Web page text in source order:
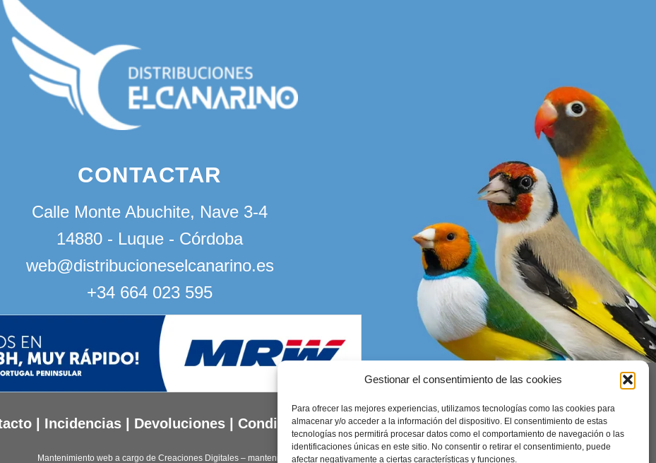
Gestionar el consentimiento de las cookies
Para ofrecer las mejores experiencias, utilizamos tecnologías como las cookies para
almacenar y/o acceder a la información del dispositivo. El consentimiento de estas
tecnologías nos permitirá procesar datos como el comportamiento de navegación o las
identificaciones únicas en este sitio. No consentir o retirar el consentimiento, puede
afectar negativamente a ciertas características y funciones.
CONTACTAR
Calle Monte Abuchite, Nave 3-4
14880 - Luque - Córdoba
web@distribucioneselcanarino.es
+34 664 023 595
Incidencias Devoluciones Condiciones generales
Mantenimiento web a cargo de Creaciones Digitales – mantenimiento web.